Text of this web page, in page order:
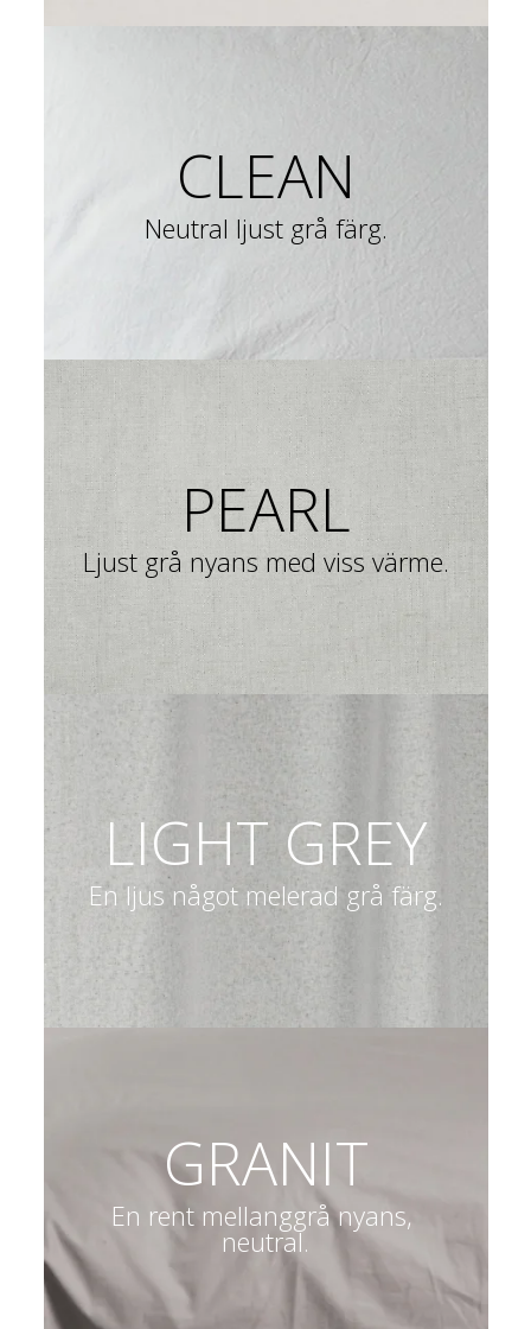
CLEAN
Neutral ljust grå färg.
PEARL
Ljust grå nyans med viss värme.
LIGHT GREY
En ljus något melerad grå färg.
GRANIT
En rent mellanggrå nyans,
neutral.